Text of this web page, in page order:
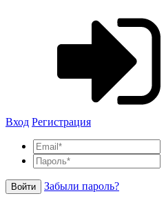
Вход Регистрация
Войти Забыли пароль?